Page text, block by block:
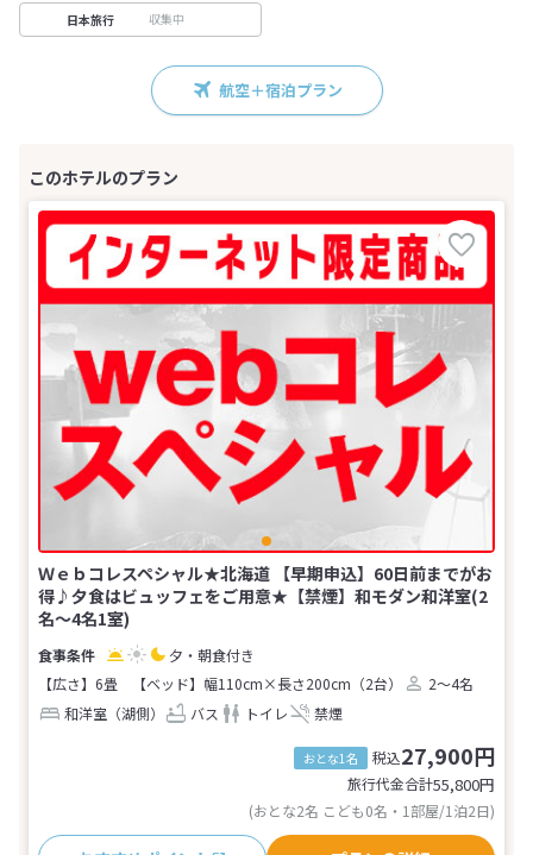
日本旅行 収集中
航空＋宿泊プラン
Ｗｅｂコレスペシャル★北海道 【早期申込】60日前までがお
得♪夕食はビュッフェをご用意★【禁煙】和モダン和洋室(2
名～4名1室)
夕・朝食付き
【広さ】6畳
【ベッド】幅110cm×長さ200cm（2台）
2～4名
和洋室（湖側）
バス トイレ 禁煙
おとな1名 税込27,900円
旅行代金合計55,800円
(おとな2名 こども0名・1部屋/1泊2日)